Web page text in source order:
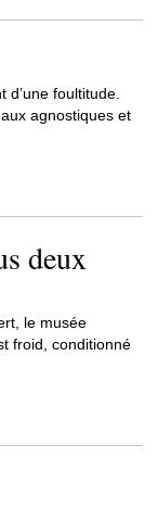
foultitude.
agnostiques et
deux
le musée
froid, conditionné